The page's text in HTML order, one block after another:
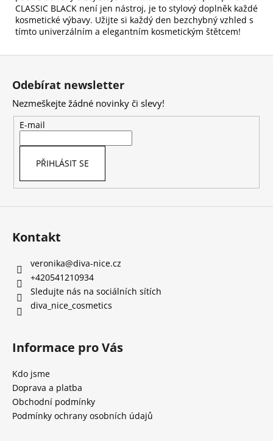
CLASSIC BLACK není jen nástroj, je to stylový doplněk každé
kosmetické výbavy. Užijte si každý den bezchybný vzhled s
tímto univerzálním a elegantním kosmetickým štětcem!
01
ČERNÁ
85
Z
Odebírat newsletter
Nezmeškejte žádné novinky či slevy!
E-mail
PŘIHLÁSIT SE
Kontakt
veronika@diva-nice.cz
+420541210934
Sledujte nás na sociálních sítích
diva_nice_cosmetics
Informace pro Vás
Kdo jsme
Doprava a platba
Obchodní podmínky
Podmínky ochrany osobních údajů